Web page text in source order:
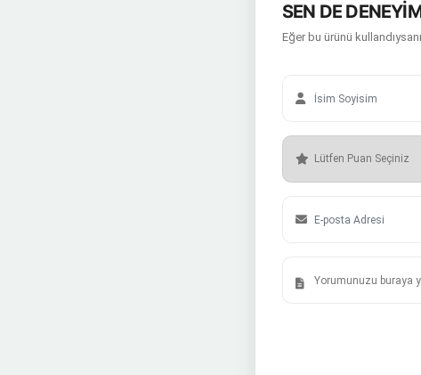
SEN DE
Eğer bu ürünü